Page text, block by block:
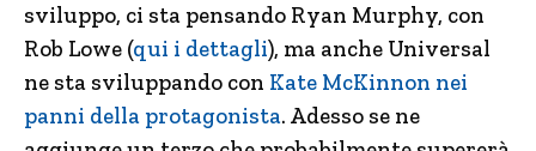
sviluppo, ci sta pensando Ryan Murphy, con
Rob Lowe (qui i dettagli), ma anche Universal
ne sta sviluppando con Kate McKinnon nei
panni della protagonista. Adesso se ne